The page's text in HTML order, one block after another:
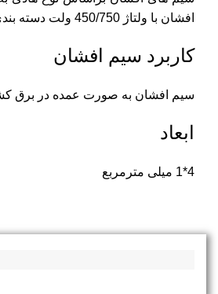
افشان با ولتاژ 450/750 ولت دسته بندی می شوند.
کاربرد سیم افشان
سیم افشان به صورت عمده در برق
ابعاد
4*1 میلی مترمربع